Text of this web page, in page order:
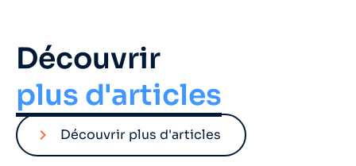
Découvrir
plus d'articles
Découvrir plus d'articles